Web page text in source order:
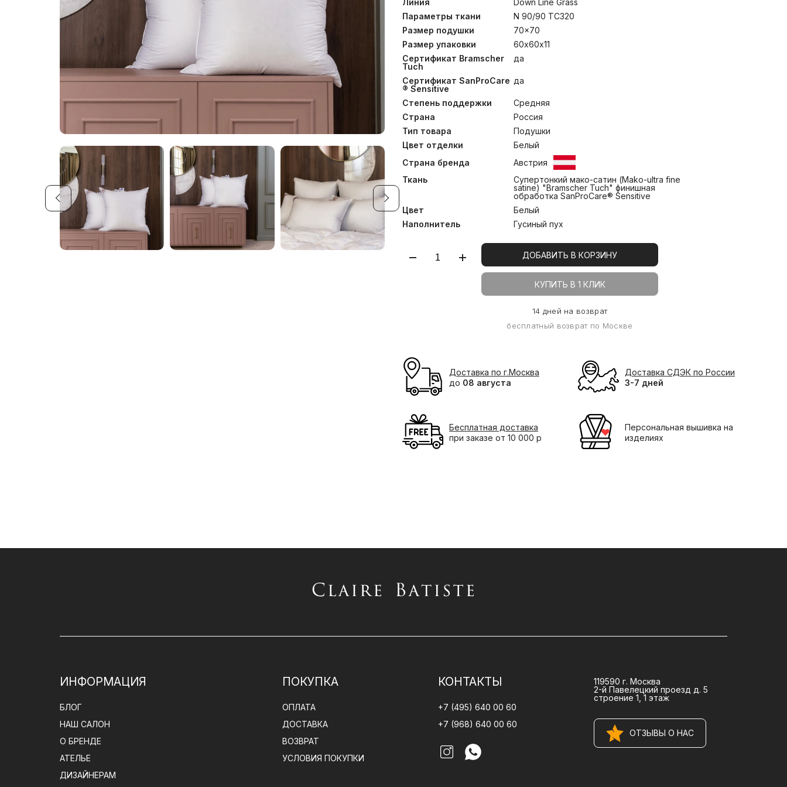
100 – международному стандарту безопасности текстильных
изделий. Ткани, отмеченные маркировкой «Bramscher Tuch» – это
безусловный знак качества и великолепный результат работы
специалистов из города Бра́мше в Германии. Высочайшей
оценки требует буквально все: от высококачественного сырья и
тончайшей пряжи до заключительной эксклюзивной отделки
тканей. Сочетание тонкой ткани и серого пуха придают изделиям
серебристый оттенок, что легло в основу названия коллекции.
Рекомендована стирка при температуре до 30°С.
Линия
Down Line Grass
Параметры ткани
N 90/90 TC320
Размер подушки
70x70
Размер упаковки
60х60х11
Сертификат Bramscher
Tuch
да
Сертификат SanProCare
® Sensitive
да
Степень поддержки
Средняя
Страна
Россия
Тип товара
Подушки
Цвет отделки
Белый
Страна бренда
Австрия
Ткань
Супертонкий мако-сатин (Mako-ultra fine
satine) "Bramscher Tuch" финишная
обработка SanProCare® Sensitive
Цвет
Белый
Наполнитель
Гусиный пух
ДОБАВИТЬ В КОРЗИНУ
КУПИТЬ В 1 КЛИК
14 дней на возврат
бесплатный возврат по Москве
Доставка по г.Москва
до 08 августа
Доставка СДЭК по России
3-7 дней
Бесплатная доставка
при заказе от 10 000 р
Персональная вышивка на
изделиях
ИНФОРМАЦИЯ
БЛОГ
НАШ САЛОН
О БРЕНДЕ
АТЕЛЬЕ
ДИЗАЙНЕРАМ
ПОКУПКА
ОПЛАТА
ДОСТАВКА
ВОЗВРАТ
УСЛОВИЯ ПОКУПКИ
КОНТАКТЫ
+7 (495) 640 00 60
+7 (968) 640 00 60
119590 г. Москва
2-й Павелецкий проезд д. 5
строение 1, 1 этаж
ОТЗЫВЫ О НАС